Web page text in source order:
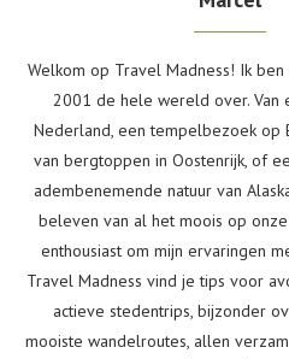
Welkom op Travel Madness! Ik
2001 de hele wereld over. Van
Nederland, een tempelbezoek op
van bergtoppen in Oostenrijk, of
adembenemende natuur van
beleven van al het moois op
enthousiast om mijn ervaringen
Travel Madness vind je tips voor
actieve stedentrips, bijzonder
mooiste wandelroutes, allen